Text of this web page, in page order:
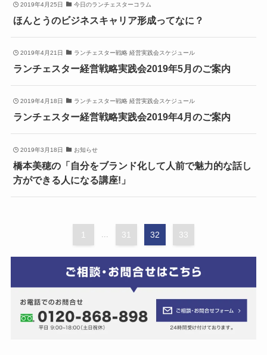
2019年4月25日 今日のランチェスターコラム
ほんとうのビジネスキャリア形成ってなに？
2019年4月21日 ランチェスター戦略 経営実践会スケジュール
ランチェスター経営戦略実践会2019年5月のご案内
2019年4月18日 ランチェスター戦略 経営実践会スケジュール
ランチェスター経営戦略実践会2019年4月のご案内
2019年3月18日 お知らせ
橋本美穂の「自分をブランド化して人前で魅力的な話し
方ができる人になる講座!」
1 31 32 33